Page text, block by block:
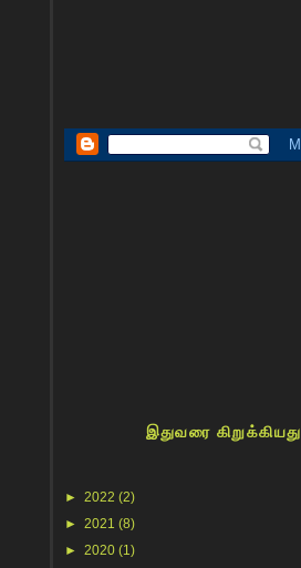
இதுவரை கிறுக்கியது
► 2022 (2)
► 2021 (8)
► 2020 (1)